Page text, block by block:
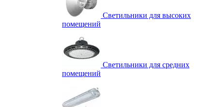
Светильники для высоких
помещений
Светильники для средних
помещений